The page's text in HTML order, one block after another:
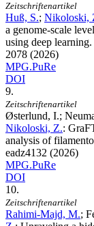
Zeitschriftenartikel
Huß, S.; Nikoloski,
a genome-scale
using deep
2078 (2026)
MPG.PuRe
DOI
9.
Zeitschriftenartikel
Østerlund, I.;
Nikoloski, Z.:
analysis of
eadz4132 (2026)
MPG.PuRe
DOI
10.
Zeitschriftenartikel
Rahimi-Majd, M.;